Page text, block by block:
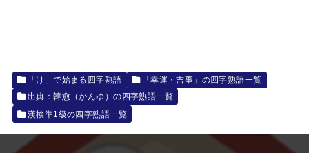
「け」で始まる四字熟語
「幸運・吉事」の四字熟語一覧
出典：韓愈（かんゆ）の四字熟語一覧
漢検準1級の四字熟語一覧